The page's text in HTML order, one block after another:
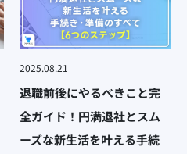
2025.08.21
退職前後にやるべきこと完
全ガイド！円満退社とスム
ーズな新生活を叶える手続